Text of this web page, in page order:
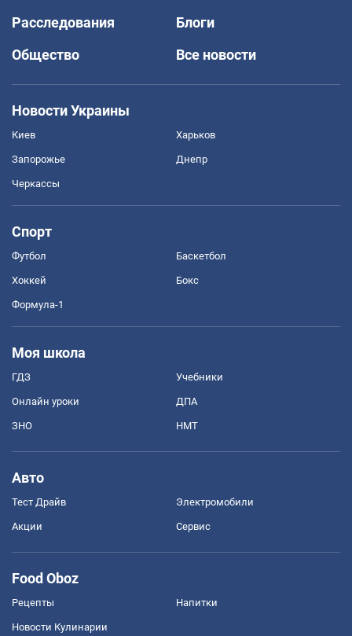
Расследования
Блоги
Общество
Все новости
Новости Украины
Киев Харьков
Запорожье Днепр
Черкассы
Спорт
Футбол Баскетбол
Хоккей Бокс
Формула-1
Моя школа
ГДЗ Учебники
Онлайн уроки ДПА
ЗНО НМТ
Авто
Тест Драйв Электромобили
Акции Сервис
Food Oboz
Рецепты Напитки
Новости Кулинарии